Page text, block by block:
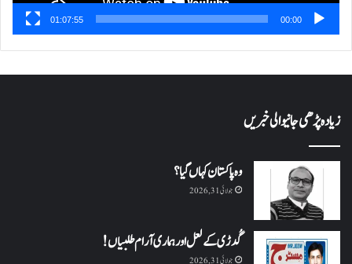
00:00
01:07:55
زیادہ پڑھی جانیوالی خبریں
وہ پاکستان کہاں گیا؟
جولائی 31, 2026
گُدڑی کے لعل اور ہماری آرام طلبیاں!
جولائی 31, 2026